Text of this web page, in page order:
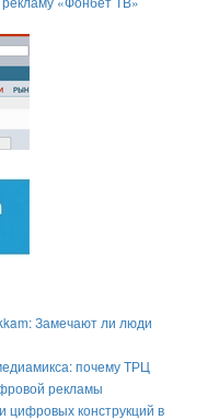
Замечают ли люди
почему ТРЦ
рекламы
цифровых конструкций в